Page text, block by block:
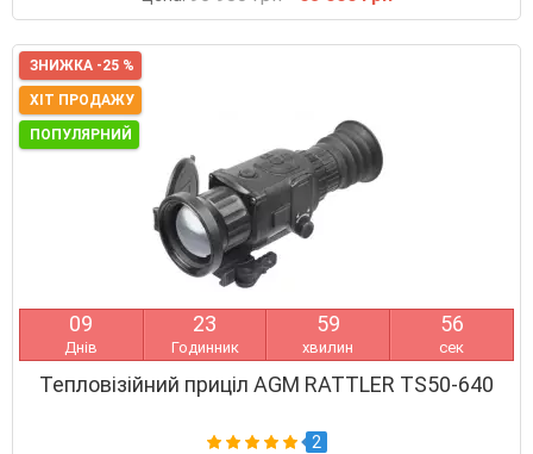
ЗНИЖКА -25 %
ХІТ ПРОДАЖУ
ПОПУЛЯРНИЙ
09
Днів
23
Годинник
59
хвилин
55
сек
Тепловізійний приціл AGM RATTLER TS50-640
2